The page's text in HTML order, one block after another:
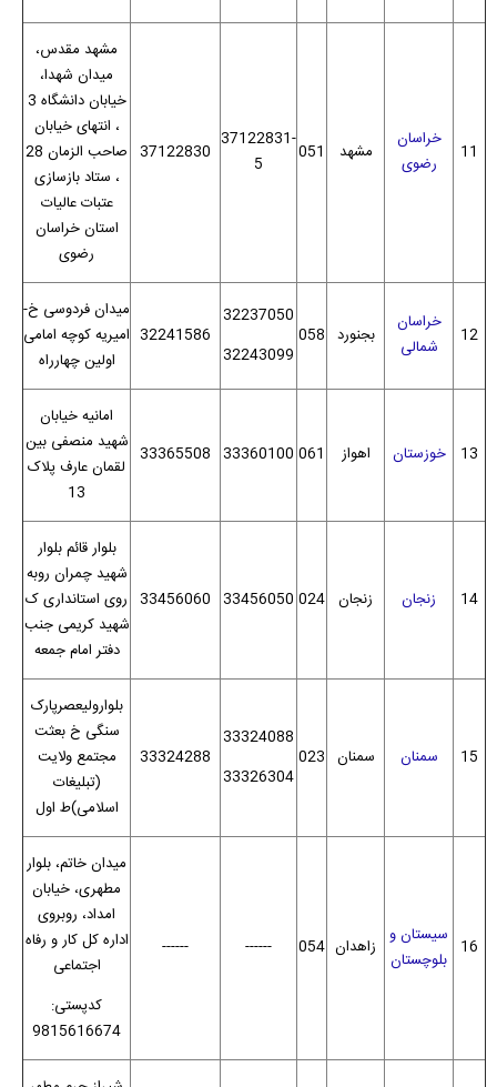
مشهد مقدس،
میدان شهدا،
خیابان دانشگاه 3
، انتهای خیابان
صاحب الزمان 28
، ستاد بازسازی
عتبات عالیات
استان خراسان
رضوی
37122830
37122831-
5
051 مشهد
خراسان
رضوی
11
میدان فردوسی خ-
امیریه کوچه امامی
اولین چهارراه
32241586
32237050
32243099
058 بجنورد
خراسان
شمالی
12
امانیه خیابان
شهید منصفی بین
لقمان عارف پلاک
13
33365508 33360100 061 اهواز خوزستان 13
بلوار قائم بلوار
شهید چمران روبه
روی استانداری ک
شهید کریمی جنب
دفتر امام جمعه
33456060 33456050 024 زنجان زنجان 14
بلوارولیعصرپارک
سنگی خ بعثت
مجتمع ولایت
(تبلیغات
اسلامی)ط اول
33324288
33324088
33326304
023 سمنان سمنان 15
میدان خاتم، بلوار
مطهری، خیابان
امداد، روبروی
اداره کل کار و رفاه
اجتماعی
کدپستی:
9815616674
------ ------ 054 زاهدان سیستان و
بلوچستان
16